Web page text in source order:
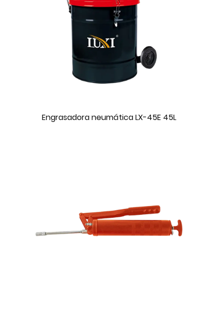
Engrasadora neumática LX-45E 45L